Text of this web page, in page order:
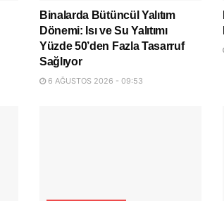
Binalarda Bütüncül Yalıtım
Dönemi: Isı ve Su Yalıtımı
Yüzde 50’den Fazla Tasarruf
Sağlıyor
6 AĞUSTOS 2026 - 09:53